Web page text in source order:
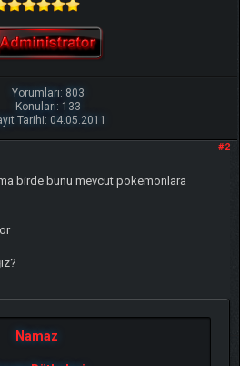
Yorumları: 803
Konuları: 133
Tarihi: 04.05.2011
#2
birde bunu mevcut pokemonlara
Namaz